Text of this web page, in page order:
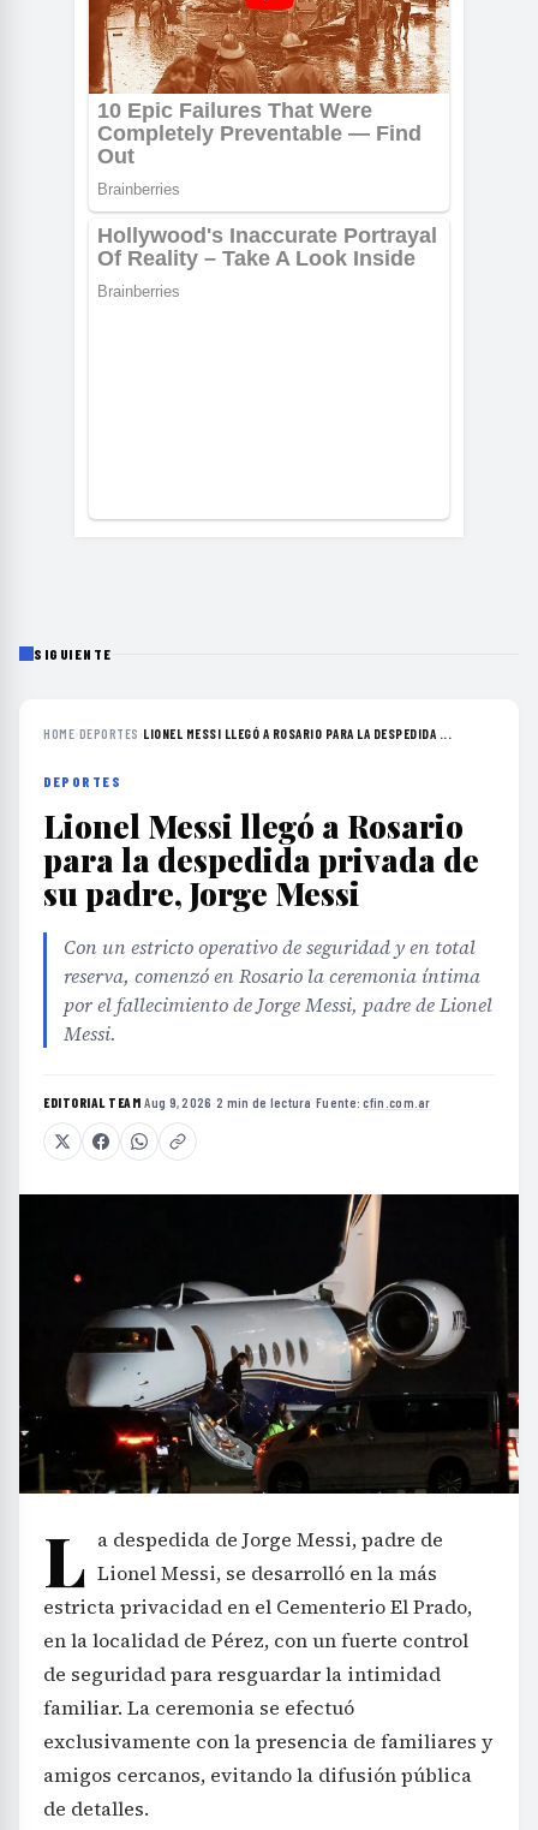
SIGUIENTE
HOME›DEPORTES ›LIONEL MESSI LLEGÓ A ROSARIO PARA LA DESPEDIDA ...
DEPORTES
Lionel Messi llegó a Rosario
para la despedida privada de
su padre, Jorge Messi
Con un estricto operativo de seguridad y en total
reserva, comenzó en Rosario la ceremonia íntima
por el fallecimiento de Jorge Messi, padre de Lionel
Messi.
EDITORIAL TEAM·Aug 9, 2026 ·2 min de lectura ·Fuente:cfin.com.ar
L a despedida de Jorge Messi, padre de
Lionel Messi, se desarrolló en la más
estricta privacidad en el Cementerio El Prado,
en la localidad de Pérez, con un fuerte control
de seguridad para resguardar la intimidad
familiar. La ceremonia se efectuó
exclusivamente con la presencia de familiares y
amigos cercanos, evitando la difusión pública
de detalles.